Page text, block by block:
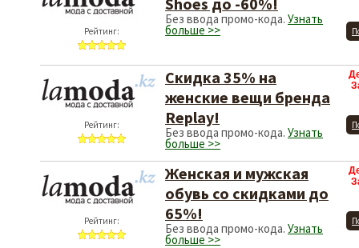
Рейтинг:
Без ввода промо-кода. Узнать
больше >>
Рейтинг:
Скидка 35% на
женские вещи бренда
Replay!
Без ввода промо-кода. Узнать
больше >>
Рейтинг:
Женская и мужская
обувь со скидками до
65%!
Без ввода промо-кода. Узнать
больше >>